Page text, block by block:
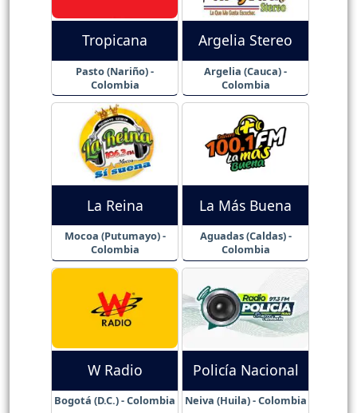
Tropicana
Pasto (Nariño) -
Colombia
Argelia Stereo
Argelia (Cauca) -
Colombia
La Reina
Mocoa (Putumayo) -
Colombia
La Más Buena
Aguadas (Caldas) -
Colombia
W Radio
Bogotá (D.C.) - Colombia
Policía Nacional
Neiva (Huila) - Colombia